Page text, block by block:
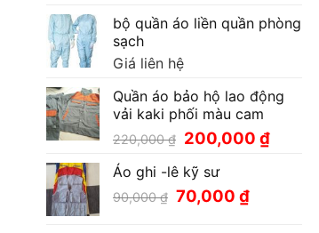
bộ quần áo liền quần phòng
sạch
Giá liên hệ
Quần áo bảo hộ lao động
vải kaki phối màu cam
220,000₫ Giá
là:
220,000 ₫.
200,000₫Giá
Áo ghi -lê kỹ sư
90,000₫ Giá
70,000₫Giá